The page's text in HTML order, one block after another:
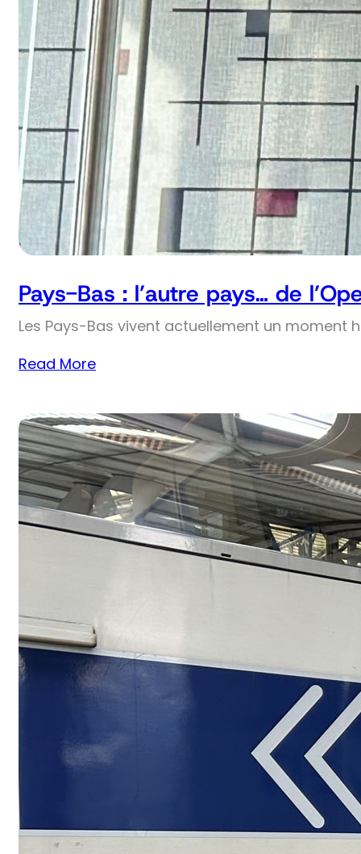
Pays-Bas : l’autre pays… de
Les Pays-Bas vivent actuellement un moment
Read More